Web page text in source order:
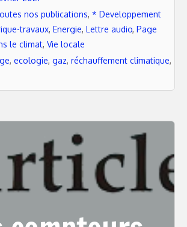
nos publications, * Developpement
travaux, Energie, Lettre audio, Page
le climat, Vie locale
, ecologie, gaz, réchauffement climatique,